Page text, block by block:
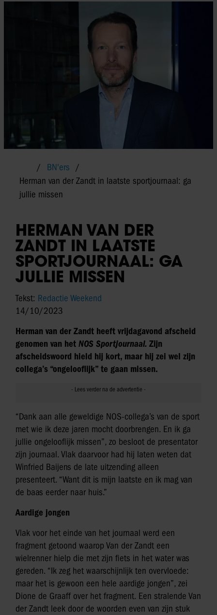
BN'ers
Herman van der Zandt in laatste sportjournaal: ga
jullie missen
HERMAN VAN DER
ZANDT IN LAATSTE
SPORTJOURNAAL: GA
JULLIE MISSEN
Tekst: Redactie Weekend
14/10/2023
Herman van der Zandt heeft vrijdagavond afscheid
genomen van het NOS Sportjournaal. Zijn
afscheidswoord hield hij kort, maar hij zei wel zijn
collega’s “ongelooflijk” te gaan missen.
“Dank aan alle geweldige NOS-collega’s van de sport
met wie ik deze jaren mocht doorbrengen. En ik ga
jullie ongelooflijk missen”, zo besloot de presentator
zijn journaal. Vlak daarvoor had hij laten weten dat
Winfried Baijens de late uitzending alleen
presenteert. “Want dit is mijn laatste en ik mag van
de baas eerder naar huis.”
Aardige jongen
Vlak voor het einde van het journaal werd een
fragment getoond waarop Van der Zandt een
wielrenner hielp die met zijn fiets in het water was
gereden. “Ik zeg het waarschijnlijk ten overvloede:
maar het is gewoon een hele aardige jongen”, zei
Dione de Graaff over het fragment. Een stralende Van
der Zandt leek door de woorden even van zijn stuk